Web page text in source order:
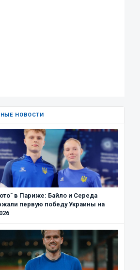
НОВОСТИ
в Париже: Байло и Середа
первую победу Украины на